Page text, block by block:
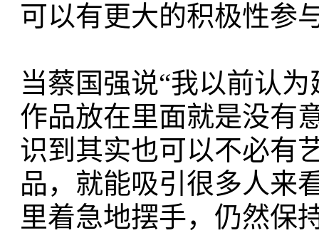
可以有更大的积极性
当蔡国强说“我以前认
作品放在里面就是没有
识到其实也可以不必有
品，就能吸引很多人来
里着急地摆手，仍然保